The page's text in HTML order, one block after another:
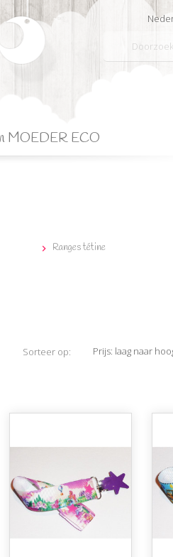
MOEDER ECO
 Ranges tétine
Sorteer op: Prijs: laag naar